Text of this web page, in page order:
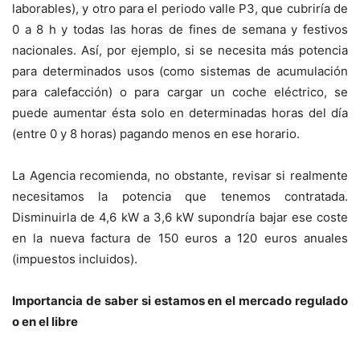
laborables), y otro para el periodo valle P3, que cubriría de
0 a 8 h y todas las horas de fines de semana y festivos
nacionales. Así, por ejemplo, si se necesita más potencia
para determinados usos (como sistemas de acumulación
para calefacción) o para cargar un coche eléctrico, se
puede aumentar ésta solo en determinadas horas del día
(entre 0 y 8 horas) pagando menos en ese horario.
La Agencia recomienda, no obstante, revisar si realmente
necesitamos la potencia que tenemos contratada.
Disminuirla de 4,6 kW a 3,6 kW supondría bajar ese coste
en la nueva factura de 150 euros a 120 euros anuales
(impuestos incluidos).
Importancia de saber si estamos en el mercado regulado
o en el libre